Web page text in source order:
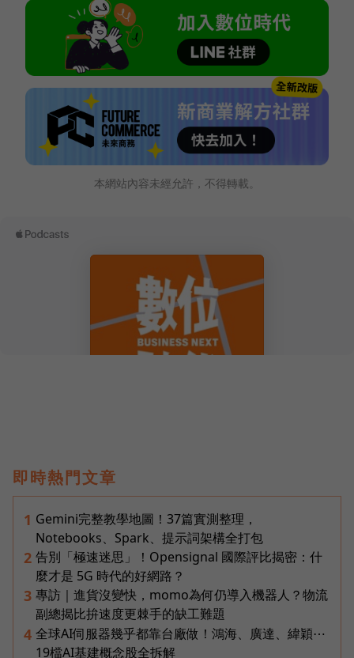
本網站內容未經允許，不得轉載。
即時熱門文章
1 Gemini完整教學地圖！37篇實測整理，
Notebooks、Spark、提示詞架構全打包
2 告別「極速迷思」！Opensignal 國際評比揭密：什
麼才是 5G 時代的好網路？
3 專訪｜進貨沒變快，momo為何仍導入機器人？物流
副總揭比拚速度更棘手的缺工難題
4 全球AI伺服器幾乎都靠台廠做！鴻海、廣達、緯穎⋯
19檔AI基建概念股全拆解